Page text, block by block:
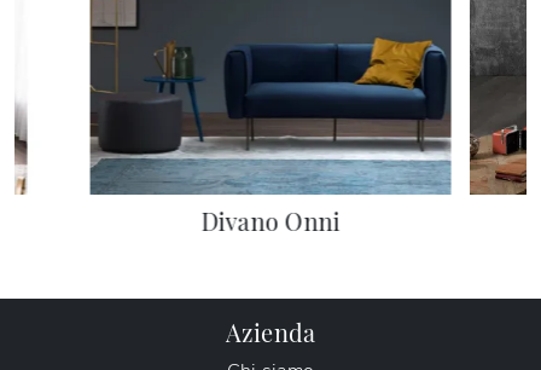
Divano Onni
Azienda